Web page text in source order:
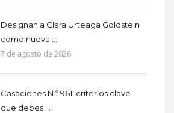
Designan a Clara Urteaga Goldstein
como nueva ...
7 de agosto de 2026
Casaciones N.º 961: criterios clave
que debes ...